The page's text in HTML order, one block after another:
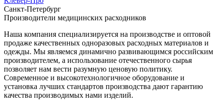
Санкт-Петербург
Производители медицинских расходников
Наша компания специализируется на производстве и оптовой
продаже качественных одноразовых расходных материалов и
одежды. Мы являемся динамично развивающимся российским
производителем, а использование отечественного сырья
позволяет нам вести разумную ценовую политику.
Современное и высокотехнологичное оборудование и
установка лучших стандартов производства дают гарантию
качества производимых нами изделий.